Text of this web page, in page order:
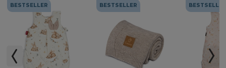
BESTSELLER BESTSELLER BESTSELLER